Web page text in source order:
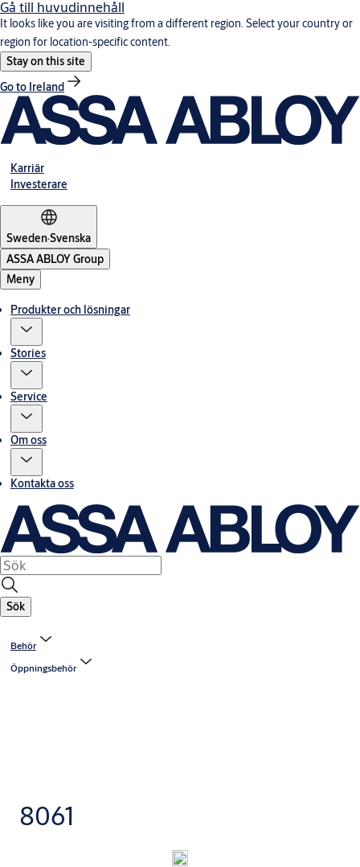
Gå till huvudinnehåll
It looks like you are visiting from a different region. Select your country or
region for location-specific content.
Stay on this site
Go to Ireland
Karriär
Investerare
Sweden·Svenska
ASSA ABLOY Group
Meny
Produkter och lösningar
Stories
Service
Om oss
Kontakta oss
Sök
Behör
Öppningsbehör
8061